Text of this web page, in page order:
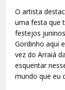
O artista
uma festa que
festejos
Gordinho aqui
vez do Arraiá
esquentar
mundo que eu